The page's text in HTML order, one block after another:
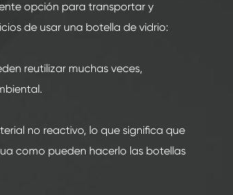
opción para transportar y
de usar una botella de vidrio:
reutilizar muchas veces,
no reactivo, lo que significa que
como pueden hacerlo las botellas